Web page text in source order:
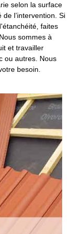
selon la surface
l’intervention. Si
faites
sommes à
et travailler
ou autres. Nous
besoin.